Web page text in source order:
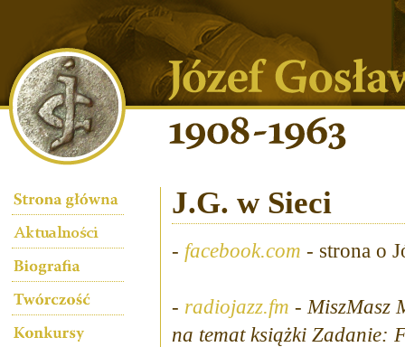
J.G. w Sieci
- facebook.com - strona o
- radiojazz.fm -MiszMasz
na temat książki Zadanie: